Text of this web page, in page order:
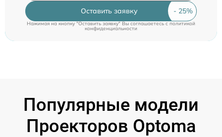
Оставить заявку
Нажимая на кнопку "Оставить заявку" Вы соглашаетесь cполитикой
конфиденциальности
Популярные модели
Проекторов Optoma